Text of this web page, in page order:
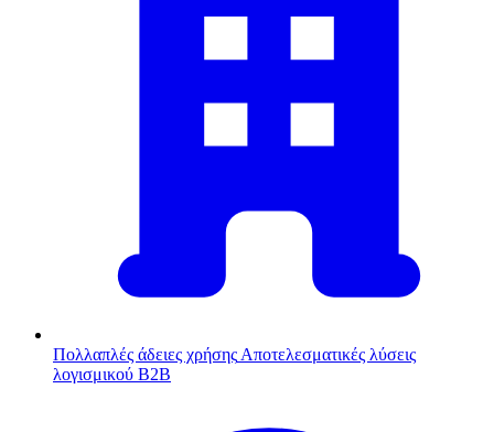
Πολλαπλές άδειες χρήσης Αποτελεσματικές λύσεις
λογισμικού B2B